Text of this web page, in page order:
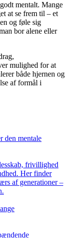
mentalt. Mange
at se frem til – et
og føle sig
bor alene eller
mulighed for at
både hjernen og
af formål i
den mentale
frivillighed
Her finder
af generationer –